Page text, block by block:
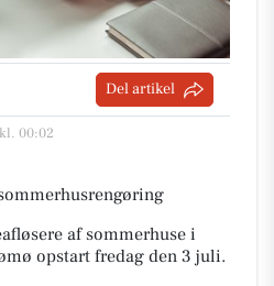
Del artikel
00:02
af sommerhuse i
opstart fredag den 3 juli.